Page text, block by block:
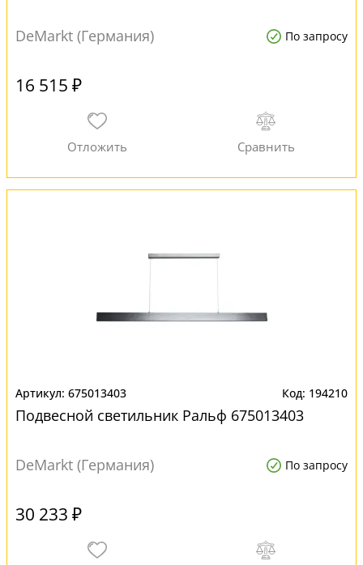
DeMarkt (Германия) По запросу
16 515 ₽
675013403 194210
Подвесной светильник Ральф 675013403
DeMarkt (Германия) По запросу
30 233 ₽